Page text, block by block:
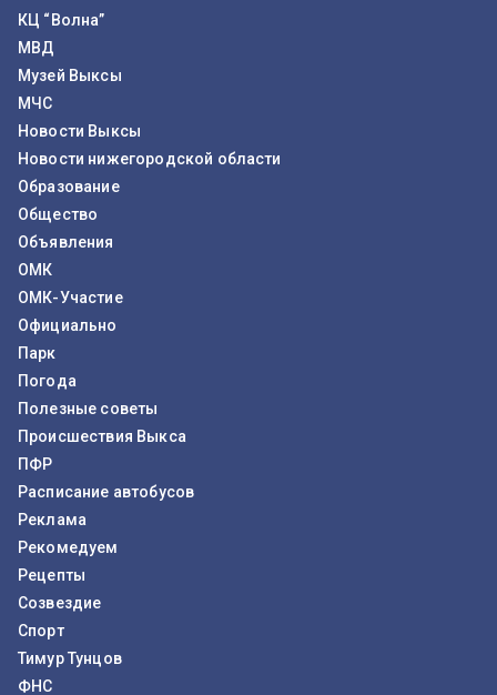
КЦ “Волна”
МВД
Музей Выксы
МЧС
Новости Выксы
Новости нижегородской области
Образование
Общество
Объявления
ОМК
ОМК-Участие
Официально
Парк
Погода
Полезные советы
Происшествия Выкса
ПФР
Расписание автобусов
Реклама
Рекомедуем
Рецепты
Созвездие
Спорт
Тимур Тунцов
ФНС